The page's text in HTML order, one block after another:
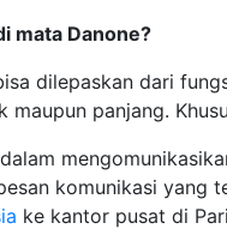
mata Danone?
dilepaskan dari
maupun panjang.
komunikasi yang
ke kantor pusat di